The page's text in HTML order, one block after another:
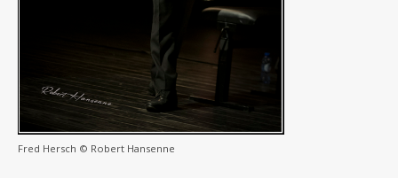
Fred Hersch © Robert Hansenne